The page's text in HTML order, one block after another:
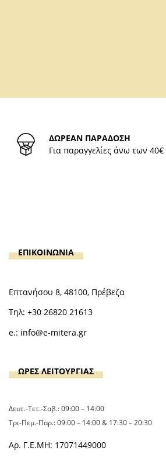
ΔΩΡΕΑΝ ΠΑΡΑΔΟΣΗ
Για παραγγελίες άνω των 40€
ΕΠΙΚΟΙΝΩΝΙΑ
Επτανήσου 8, 48100, Πρέβεζα
Τηλ: +30 26820 21613
e.: info@e-mitera.gr
ΩΡΕΣ ΛΕΙΤΟΥΡΓΙΑΣ
Δευτ.-Τετ.-Σαβ.: 09:00 – 14:00
Τρι-Πεμ.-Παρ.: 09:00 – 14:00 & 17:30 – 20:30
Αρ. Γ.Ε.ΜΗ: 17071449000